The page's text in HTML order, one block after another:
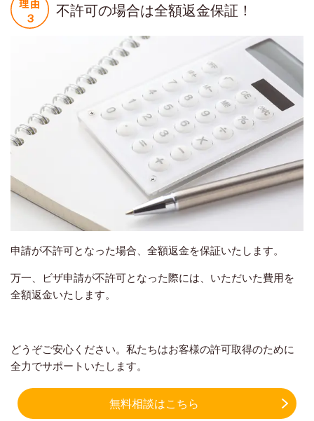
不許可の場合は全額返金保証！
申請が不許可となった場合、全額返金を保証いたします。
万一、ビザ申請が不許可となった際には、いただいた費用を
全額返金いたします。
どうぞご安心ください。私たちはお客様の許可取得のために
全力でサポートいたします。
無料相談はこちら